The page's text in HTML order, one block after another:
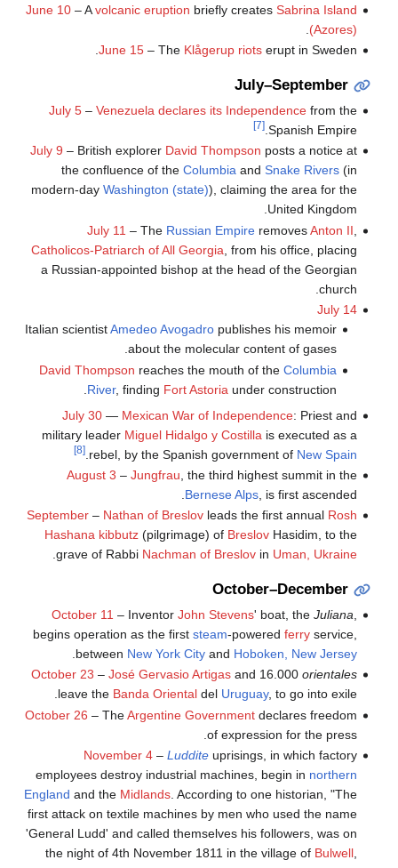
June 10– Avolcanic eruption briefly creates Sabrina Island
(Azores)
June 15– The Klågerup riotserupt in Sweden.
July–September
July 5– Venezuela declares its Independencefrom the
Spanish Empire.
[7]
July 9 – British explorer David Thompson posts a notice at
the confluence of the Columbiaand Snake Rivers(in
modern-day Washington (state)), claiming the area for the
United Kingdom.
July 11 – The Russian EmpireremovesAnton II
Catholicos-Patriarch of All Georgia , from his office, placing
a Russian-appointed bishop at the head of the Georgian
church.
July 14
Italian scientistAmedeo Avogadro publishes his memoir
about the molecular content of gases.
David Thompson reaches the mouth of theColumbia
River, finding Fort Astoria under construction.
July 30— Mexican War of Independence: Priest and
military leader Miguel Hidalgo y Costilla is executed as a
rebel, by the Spanish government of New Spain
.
[8]
August 3 – Jungfrau , the third highest summit in the
Bernese Alps, is first ascended.
September– Nathan of Breslovleads the first annual Rosh
Hashana kibbutz(pilgrimage) of BreslovHasidim, to the
grave of Rabbi Nachman of Breslovin Uman, Ukraine
.
October–December
October 11 – Inventor John Stevens' boat, the Juliana
begins operation as the first steam-powered ferryservice,
between New York Cityand Hoboken, New Jersey
October 23 – José Gervasio Artigasand 16.000 orientales
leave the Banda Orientaldel Uruguay, to go into exile.
October 26 – TheArgentine Governmentdeclares freedom
of expression for the press.
November 4– Ludditeuprisings, in which factory
employees destroy industrial machines, begin in northern
England and the Midlands. According to one historian, "The
first attack on textile machines by men who used the name
'General Ludd' and called themselves his followers, was on
the night of 4th November 1811 in the village of Bulwell,